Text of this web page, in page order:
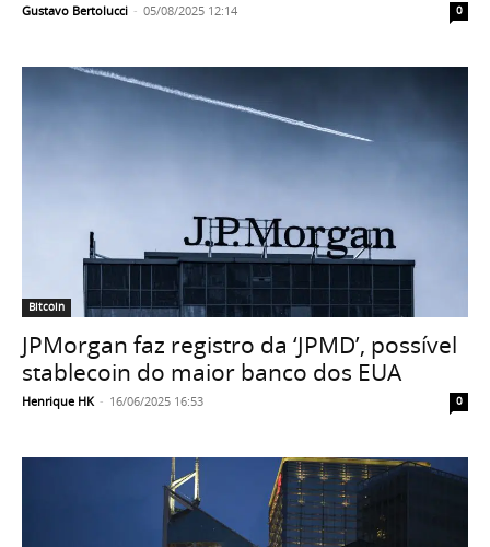
Gustavo Bertolucci - 05/08/2025 12:14 0
Bitcoin
JPMorgan faz registro da ‘JPMD’, possível
stablecoin do maior banco dos EUA
Henrique HK - 16/06/2025 16:53 0